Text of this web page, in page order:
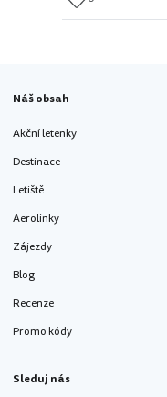
Náš obsah
Akční letenky
Destinace
Letiště
Aerolinky
Zájezdy
Blog
Recenze
Promo kódy
Sleduj nás